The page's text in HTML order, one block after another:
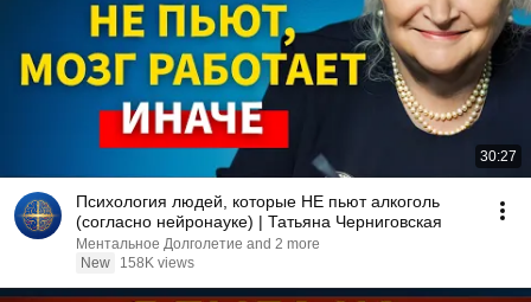
30:27
Психология людей, которые НЕ пьют алкоголь
(согласно нейронауке) | Татьяна Черниговская
Ментальное Долголетие and 2 more
New
158K views